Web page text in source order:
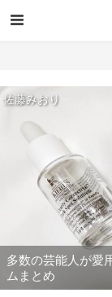
佐藤みおり
多数の芸能人が愛
ムまとめ